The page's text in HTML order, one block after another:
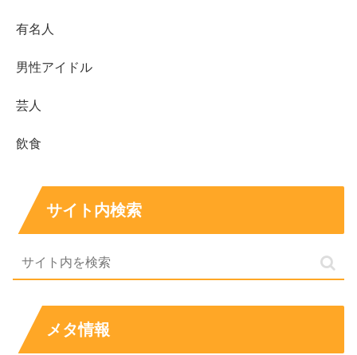
有名人
男性アイドル
芸人
飲食
サイト内検索
メタ情報